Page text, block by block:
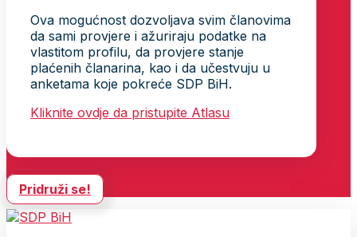
Ova mogućnost dozvoljava svim članovima
da sami provjere i ažuriraju podatke na
vlastitom profilu, da provjere stanje
plaćenih članarina, kao i da učestvuju u
anketama koje pokreće SDP BiH.
Kliknite ovdje da pristupite Atlasu
Pridruži se!